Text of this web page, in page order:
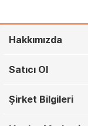
Hakkımızda
Satıcı Ol
Şirket Bilgileri